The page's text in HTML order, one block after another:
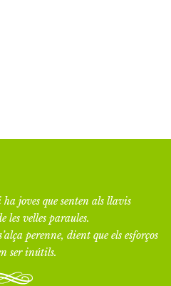
joves que senten als llavis
les velles paraules.
perenne, dient que els esforços
ser inútils.